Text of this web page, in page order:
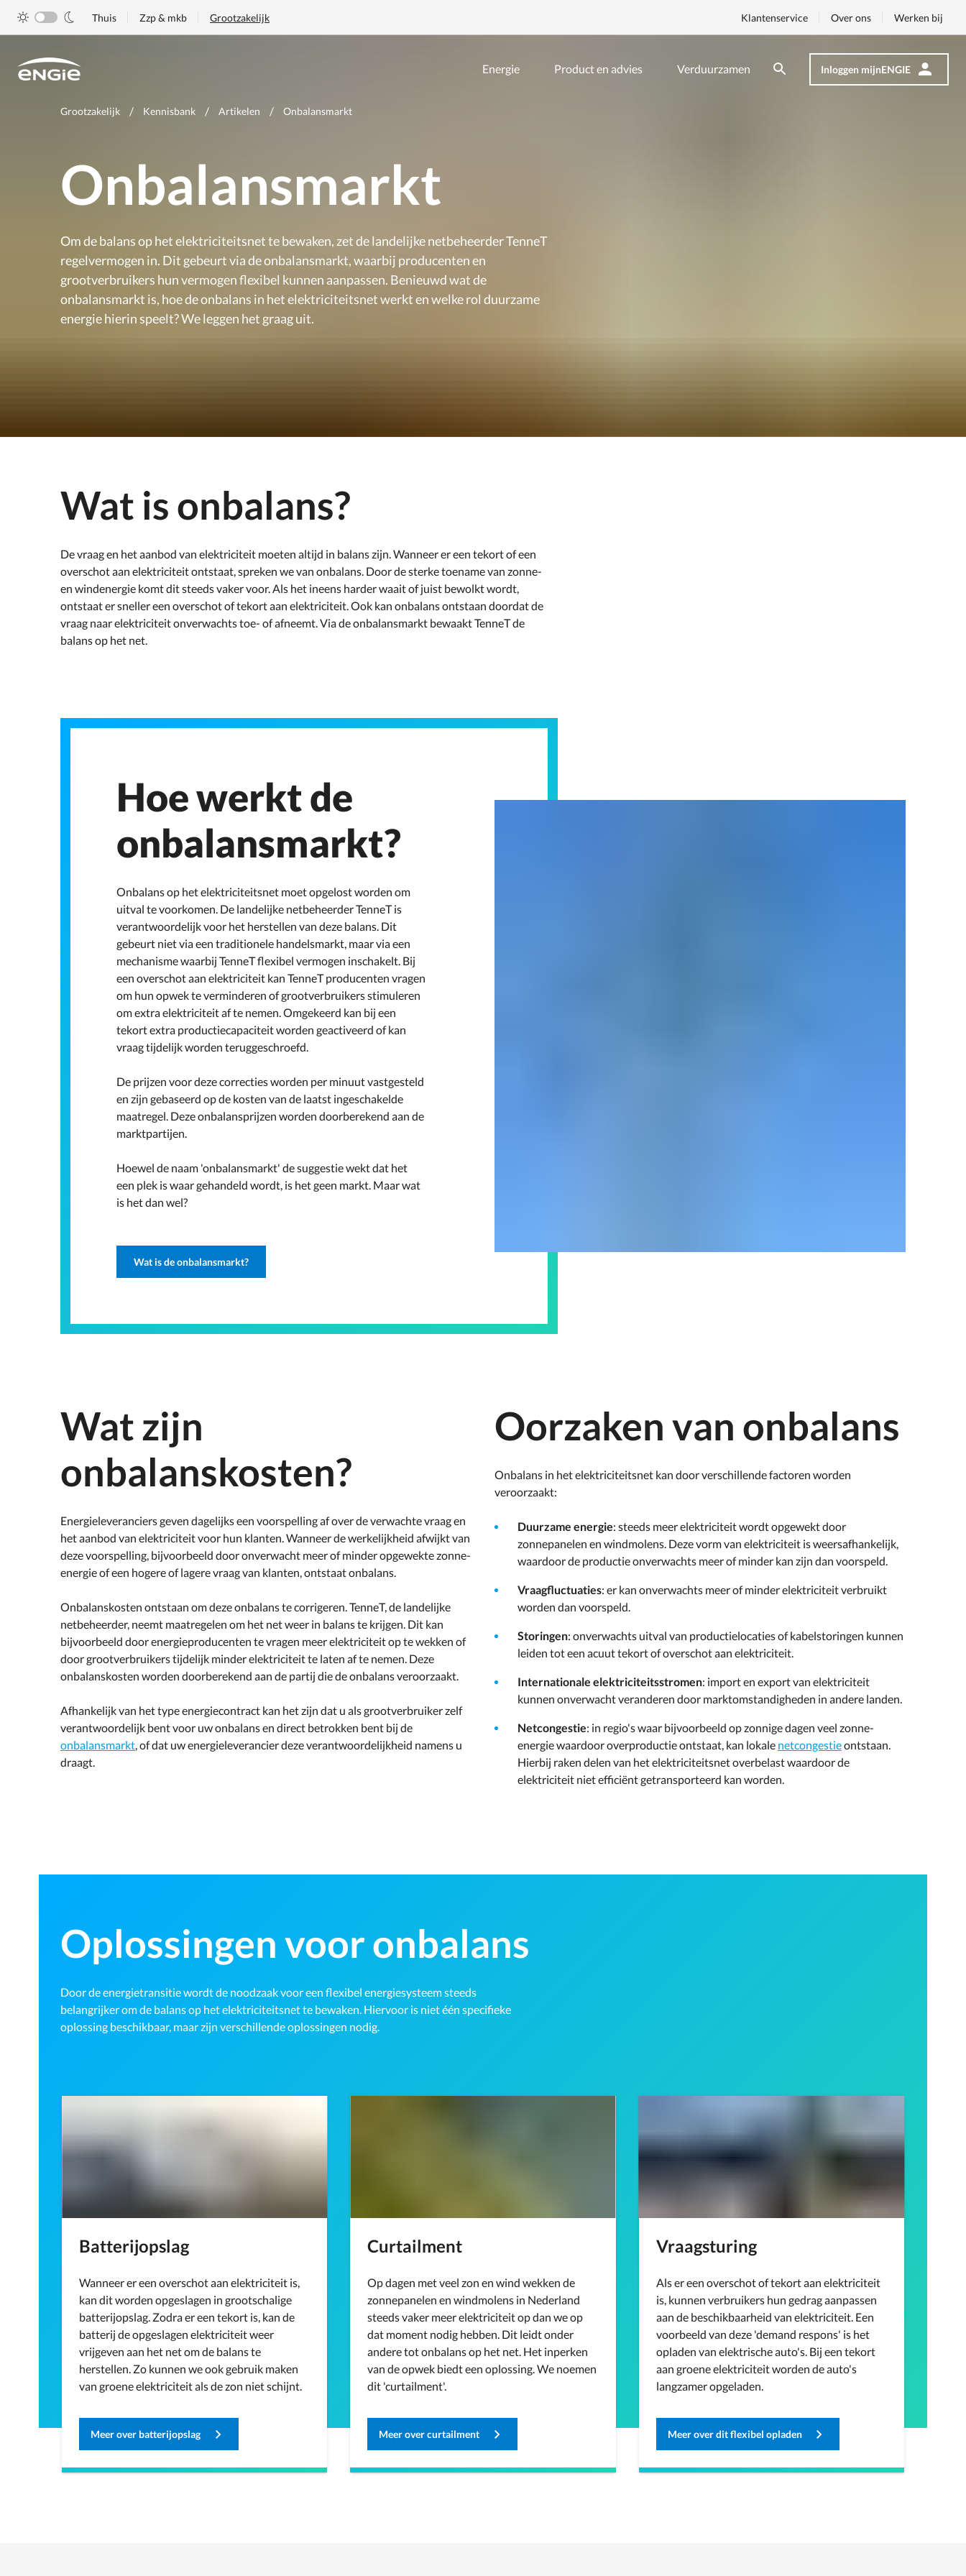
website
Zoeken
Energie Product en advies Verduurzamen
Thuis Zzp & mkb Grootzakelijk Klantenservice Over ons Werken bij
Zoeken Inloggen mijnENGIE
Je
Grootzakelijk Kennisbank Artikelen Onbalansmarkt
Onbalansmarkt
Om de balans op het elektriciteitsnet te bewaken, zet de landelijke netbeheerder TenneT
regelvermogen in. Dit gebeurt via de onbalansmarkt, waarbij producenten en
grootverbruikers hun vermogen flexibel kunnen aanpassen. Benieuwd wat de
onbalansmarkt is, hoe de onbalans in het elektriciteitsnet werkt en welke rol duurzame
energie hierin speelt? We leggen het graag uit.
Wat is onbalans?
De vraag en het aanbod van elektriciteit moeten altijd in balans zijn. Wanneer er een tekort of een
overschot aan elektriciteit ontstaat, spreken we van onbalans. Door de sterke toename van zonne-
en windenergie komt dit steeds vaker voor. Als het ineens harder waait of juist bewolkt wordt,
ontstaat er sneller een overschot of tekort aan elektriciteit. Ook kan onbalans ontstaan doordat de
vraag naar elektriciteit onverwachts toe- of afneemt. Via de onbalansmarkt bewaakt TenneT de
balans op het net.
Hoe werkt de
onbalansmarkt?
Onbalans op het elektriciteitsnet moet opgelost worden om
uitval te voorkomen. De landelijke netbeheerder TenneT is
verantwoordelijk voor het herstellen van deze balans. Dit
gebeurt niet via een traditionele handelsmarkt, maar via een
mechanisme waarbij TenneT flexibel vermogen inschakelt. Bij
een overschot aan elektriciteit kan TenneT producenten vragen
om hun opwek te verminderen of grootverbruikers stimuleren
om extra elektriciteit af te nemen. Omgekeerd kan bij een
tekort extra productiecapaciteit worden geactiveerd of kan
vraag tijdelijk worden teruggeschroefd.
De prijzen voor deze correcties worden per minuut vastgesteld
en zijn gebaseerd op de kosten van de laatst ingeschakelde
maatregel. Deze onbalansprijzen worden doorberekend aan de
marktpartijen.
Hoewel de naam 'onbalansmarkt' de suggestie wekt dat het
een plek is waar gehandeld wordt, is het geen markt. Maar wat
is het dan wel?
Wat is de onbalansmarkt?
Wat zijn
onbalanskosten?
Energieleveranciers geven dagelijks een voorspelling af over de verwachte vraag en
het aanbod van elektriciteit voor hun klanten. Wanneer de werkelijkheid afwijkt van
deze voorspelling, bijvoorbeeld door onverwacht meer of minder opgewekte zonne-
energie of een hogere of lagere vraag van klanten, ontstaat onbalans.
Onbalanskosten ontstaan om deze onbalans te corrigeren. TenneT, de landelijke
netbeheerder, neemt maatregelen om het net weer in balans te krijgen. Dit kan
bijvoorbeeld door energieproducenten te vragen meer elektriciteit op te wekken of
door grootverbruikers tijdelijk minder elektriciteit te laten af te nemen. Deze
onbalanskosten worden doorberekend aan de partij die de onbalans veroorzaakt.
Afhankelijk van het type energiecontract kan het zijn dat u als grootverbruiker zelf
verantwoordelijk bent voor uw onbalans en direct betrokken bent bij de
onbalansmarkt, of dat uw energieleverancier deze verantwoordelijkheid namens u
draagt.
Oorzaken van onbalans
Onbalans in het elektriciteitsnet kan door verschillende factoren worden
veroorzaakt:
Duurzame energie: steeds meer elektriciteit wordt opgewekt door
zonnepanelen en windmolens. Deze vorm van elektriciteit is weersafhankelijk,
waardoor de productie onverwachts meer of minder kan zijn dan voorspeld.
Vraagfluctuaties: er kan onverwachts meer of minder elektriciteit verbruikt
worden dan voorspeld.
Storingen: onverwachts uitval van productielocaties of kabelstoringen kunnen
leiden tot een acuut tekort of overschot aan elektriciteit.
Internationale elektriciteitsstromen: import en export van elektriciteit
kunnen onverwacht veranderen door marktomstandigheden in andere landen.
Netcongestie: in regio's waar bijvoorbeeld op zonnige dagen veel zonne-
energie waardoor overproductie ontstaat, kan lokale netcongestieontstaan.
Hierbij raken delen van het elektriciteitsnet overbelast waardoor de
elektriciteit niet efficiënt getransporteerd kan worden.
Oplossingen voor onbalans
Door de energietransitie wordt de noodzaak voor een flexibel energiesysteem steeds
belangrijker om de balans op het elektriciteitsnet te bewaken. Hiervoor is niet één specifieke
oplossing beschikbaar, maar zijn verschillende oplossingen nodig.
Batterijopslag
Wanneer er een overschot aan elektriciteit is,
kan dit worden opgeslagen in grootschalige
batterijopslag. Zodra er een tekort is, kan de
batterij de opgeslagen elektriciteit weer
vrijgeven aan het net om de balans te
herstellen. Zo kunnen we ook gebruik maken
van groene elektriciteit als de zon niet schijnt.
Meer over batterijopslag
Curtailment
Op dagen met veel zon en wind wekken de
zonnepanelen en windmolens in Nederland
steeds vaker meer elektriciteit op dan we op
dat moment nodig hebben. Dit leidt onder
andere tot onbalans op het net. Het inperken
van de opwek biedt een oplossing. We noemen
dit 'curtailment'.
Meer over curtailment
Vraagsturing
Als er een overschot of tekort aan elektriciteit
is, kunnen verbruikers hun gedrag aanpassen
aan de beschikbaarheid van elektriciteit. Een
voorbeeld van deze 'demand respons' is het
opladen van elektrische auto's. Bij een tekort
aan groene elektriciteit worden de auto's
langzamer opgeladen.
Meer over dit flexibel opladen